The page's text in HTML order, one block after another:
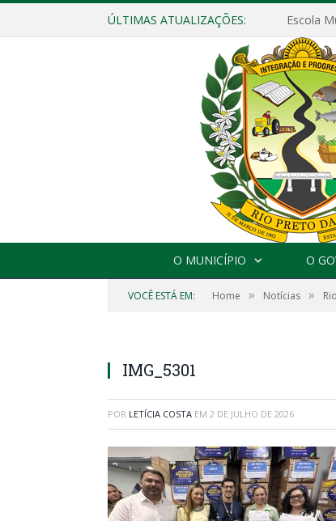
ÚLTIMAS ATUALIZAÇÕES:
O MUNICÍPIO O
VOCÊ ESTÁ EM: Home » Notícias »
IMG_5301
POR LETÍCIA COSTA EM 2 DE JULHO DE 2026